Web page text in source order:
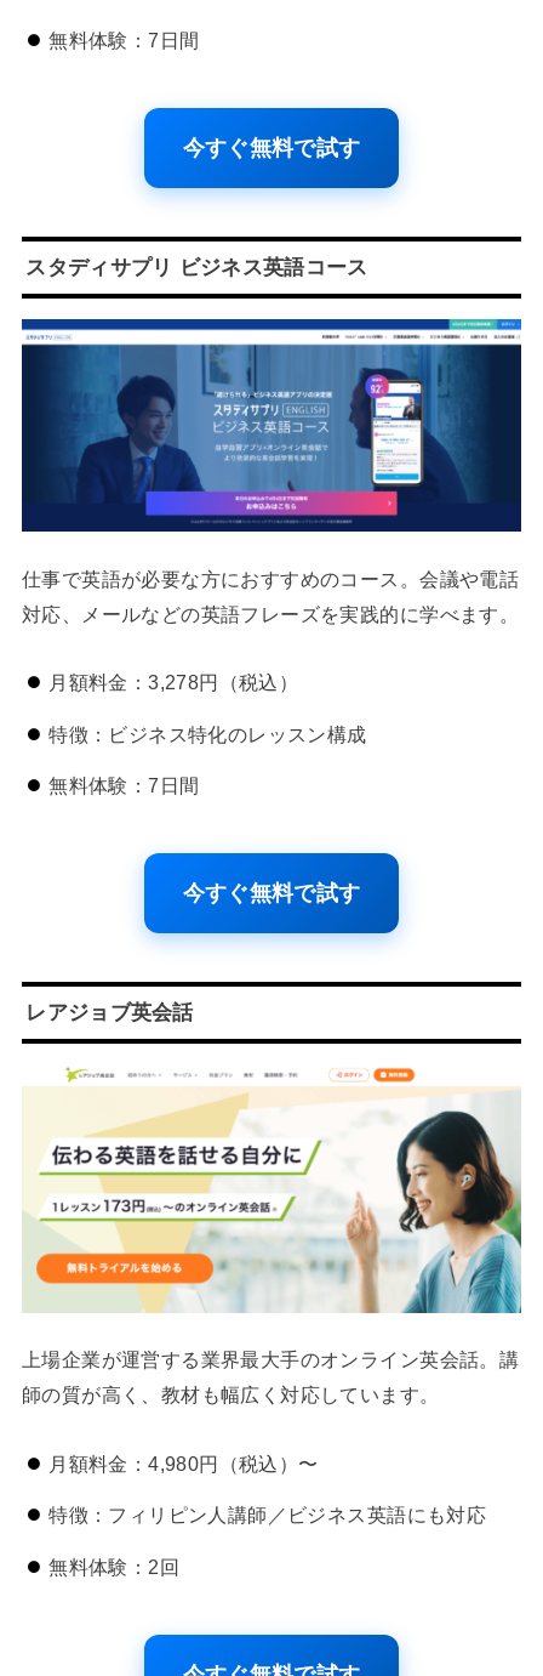
無料体験：7日間
今すぐ無料で試す
スタディサプリ ビジネス英語コース
仕事で英語が必要な方におすすめのコース。会議や電話
対応、メールなどの英語フレーズを実践的に学べます。
月額料金：3,278円（税込）
特徴：ビジネス特化のレッスン構成
無料体験：7日間
今すぐ無料で試す
レアジョブ英会話
上場企業が運営する業界最大手のオンライン英会話。講
師の質が高く、教材も幅広く対応しています。
月額料金：4,980円（税込）〜
特徴：フィリピン人講師／ビジネス英語にも対応
無料体験：2回